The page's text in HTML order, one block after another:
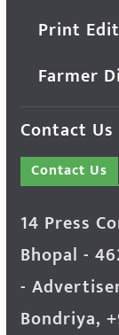
Print
Farmer
Contact Us
Contact Us
14 Press
Bhopal -
-
Bondriya,